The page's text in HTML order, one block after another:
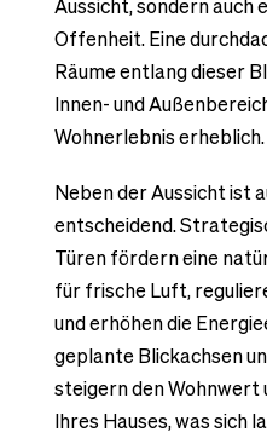
Aussicht, sondern auch
Offenheit. Eine
Räume entlang dieser
Innen- und
Wohnerlebnis erheblich.
Neben der Aussicht ist
entscheidend.
Türen fördern eine
für frische Luft,
und erhöhen die
geplante Blickachsen
steigern den
Ihres Hauses, was sich